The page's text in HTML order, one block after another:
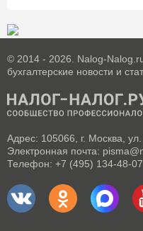
© 2014 - 2026. Nalog-
бухгалтерские новости и
Адрес: 105066, г. Москва,
Электронная почта:
Телефон: +7 (495) 134-48-07